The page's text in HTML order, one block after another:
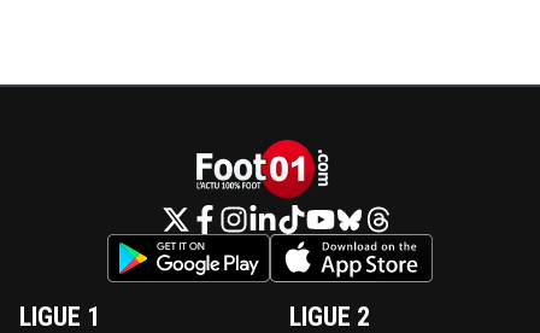
LIGUE 1 LIGUE 2